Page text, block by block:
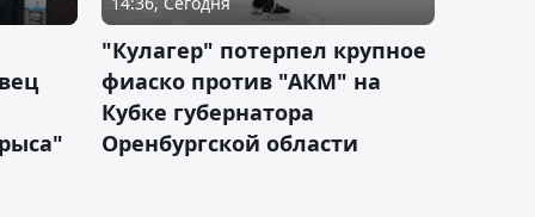
"Кулагер" потерпел крупное
фиаско против "АКМ" на
Кубке губернатора
Оренбургской области